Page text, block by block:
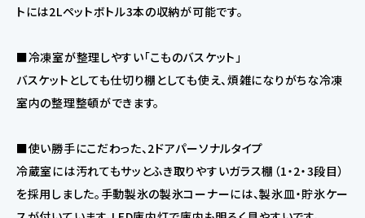
トには2Lペットボトル3本の収納が可能です。
■冷凍室が整理しやすい「こものバスケット」
バスケットとしても仕切り棚としても使え、煩雑になりがちな冷凍
室内の整理整頓ができます。
■使い勝手にこだわった、2ドアパーソナルタイプ
冷蔵室には汚れてもサッとふき取りやすいガラス棚（1・2・3段目）
を採用しました。手動製氷の製氷コーナーには、製氷皿・貯氷ケー